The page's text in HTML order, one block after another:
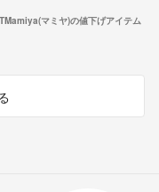
マミヤ)の値下げアイテム